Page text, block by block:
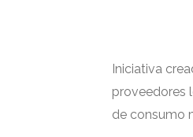
Iniciativa
proveedores
de consumo